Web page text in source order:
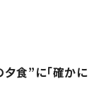
食”に「確かに